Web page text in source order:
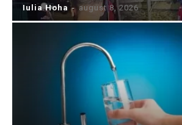
Iulia Hoha - august 8, 2026